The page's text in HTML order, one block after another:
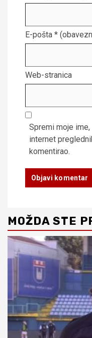
E-pošta *
Web-stranica
Spremi moje
internet
komentirao.
MOŽDA STE